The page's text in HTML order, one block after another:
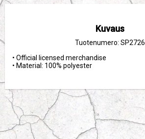
Kuvaus
Tuotenumero: SP2726
• Official licensed merchandise
• Material: 100% polyester